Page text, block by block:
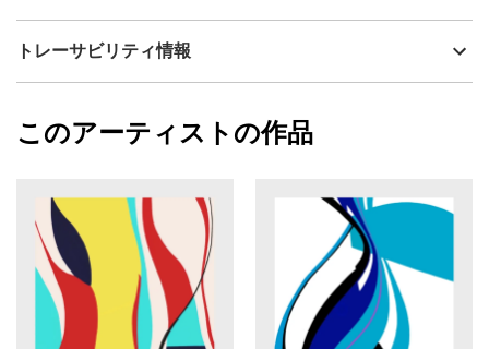
デジタル・ジークレー
カラー
ホワイト
配送目安
二週間以内
いて問いかけるきっかけを与える象徴です。
飾る場所を選ばず、空間をスタイリッシュな雰囲気に演出する抽
［マット内寸］
◻︎縦 約27.7cm×横 約27.2cm
［額装サイズ］
◻︎縦 約42.7cm×横 約35.1cm×厚み 約2.4cm
［仕様］
加山亜矢子
フォローする
トレーサビリティ情報
加山亜矢子
このアーティストの作品